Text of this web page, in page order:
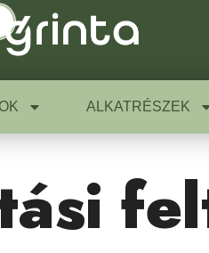
ALKATRÉSZEK